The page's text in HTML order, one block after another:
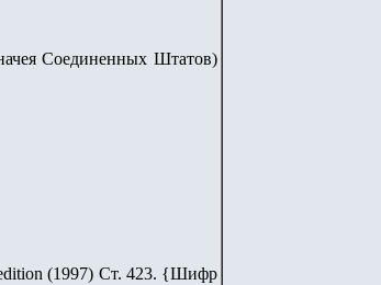
Соединенных Штатов)
(1997) Ст. 423. {Шифр